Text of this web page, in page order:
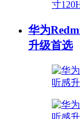
华为
升级首选